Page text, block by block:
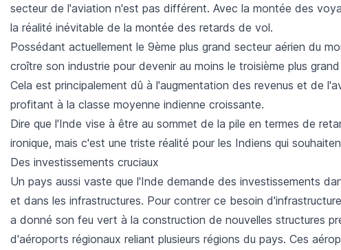
secteur de l'aviation n'est pas différent. Avec la montée des
la réalité inévitable de la montée des retards de vol.
Possédant actuellement le 9ème plus grand secteur aérien du
croître son industrie pour devenir au moins le troisième plus
Cela est principalement dû à l'augmentation des revenus et de
profitant à la classe moyenne indienne croissante.
Dire que l'Inde vise à être au sommet de la pile en termes de
ironique, mais c'est une triste réalité pour les Indiens qui
Des investissements cruciaux
Un pays aussi vaste que l'Inde demande des investissements
et dans les infrastructures. Pour contrer ce besoin
a donné son feu vert à la construction de nouvelles structures
d'aéroports régionaux reliant plusieurs régions du pays. Ces